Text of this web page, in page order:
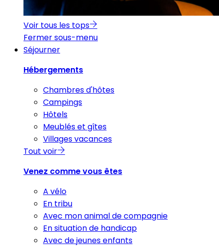
Voir tous les tops
Fermer sous-menu
Séjourner
Hébergements
Chambres d'hôtes
Campings
Hôtels
Meublés et gîtes
Villages vacances
Tout voir
Venez comme vous êtes
A vélo
En tribu
Avec mon animal de compagnie
En situation de handicap
Avec de jeunes enfants